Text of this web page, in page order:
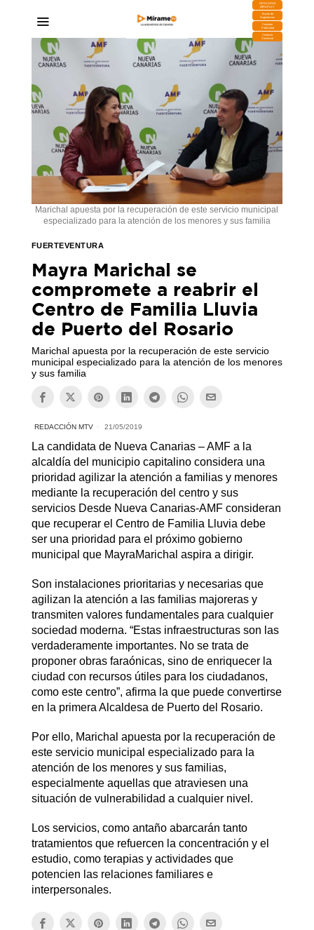
DESCARGA
MIRAPLAY
Buzón de
Sugerencias
Contratar
Publicidad
Contacto
Comercial
Marichal apuesta por la recuperación de este servicio municipal
especializado para la atención de los menores y sus familia
FUERTEVENTURA
Mayra Marichal se
compromete a reabrir el
Centro de Familia Lluvia
de Puerto del Rosario
Marichal apuesta por la recuperación de este servicio
municipal especializado para la atención de los menores
y sus familia
REDACCIÓN MTV 21/05/2019
La candidata de Nueva Canarias – AMF a la
alcaldía del municipio capitalino considera una
prioridad agilizar la atención a familias y menores
mediante la recuperación del centro y sus
servicios Desde Nueva Canarias-AMF consideran
que recuperar el Centro de Familia Lluvia debe
ser una prioridad para el próximo gobierno
municipal que MayraMarichal aspira a dirigir.
Son instalaciones prioritarias y necesarias que
agilizan la atención a las familias majoreras y
transmiten valores fundamentales para cualquier
sociedad moderna. “Estas infraestructuras son las
verdaderamente importantes. No se trata de
proponer obras faraónicas, sino de enriquecer la
ciudad con recursos útiles para los ciudadanos,
como este centro”, afirma la que puede convertirse
en la primera Alcaldesa de Puerto del Rosario.
Por ello, Marichal apuesta por la recuperación de
este servicio municipal especializado para la
atención de los menores y sus familias,
especialmente aquellas que atraviesen una
situación de vulnerabilidad a cualquier nivel.
Los servicios, como antaño abarcarán tanto
tratamientos que refuercen la concentración y el
estudio, como terapias y actividades que
potencien las relaciones familiares e
interpersonales.